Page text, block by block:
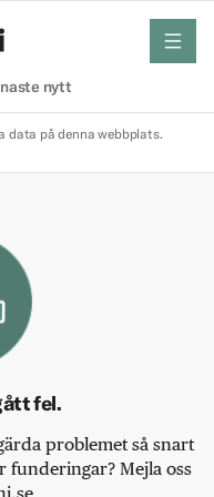
nytt
meny
data på denna webbplats.
fel.
problemet så snart
funderingar? Mejla oss